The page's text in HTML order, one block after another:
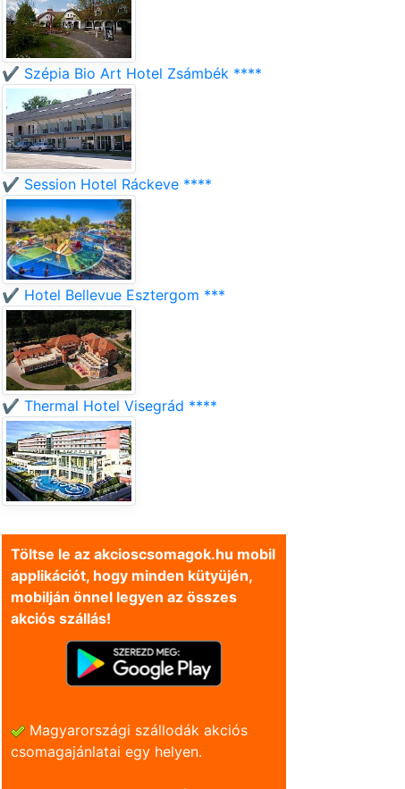
✔️ Szépia Bio Art Hotel Zsámbék ****
✔️ Session Hotel Ráckeve ****
✔️ Hotel Bellevue Esztergom ***
✔️ Thermal Hotel Visegrád ****
Töltse le az akcioscsomagok.hu mobil
applikációt, hogy minden kütyüjén,
mobilján önnel legyen az összes
akciós szállás!
Magyarországi szállodák akciós
csomagajánlatai egy helyen.